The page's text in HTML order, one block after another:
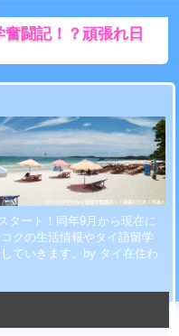
闘記！？頑張れ日
タート！同年9月から現在に
クの生活情報やタイ語留学
ていきます。by タイ在住わ